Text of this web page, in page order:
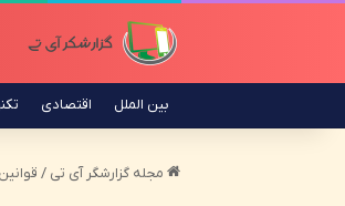
بین الملل اقتصادی
مجله گزارشگر آی تی /